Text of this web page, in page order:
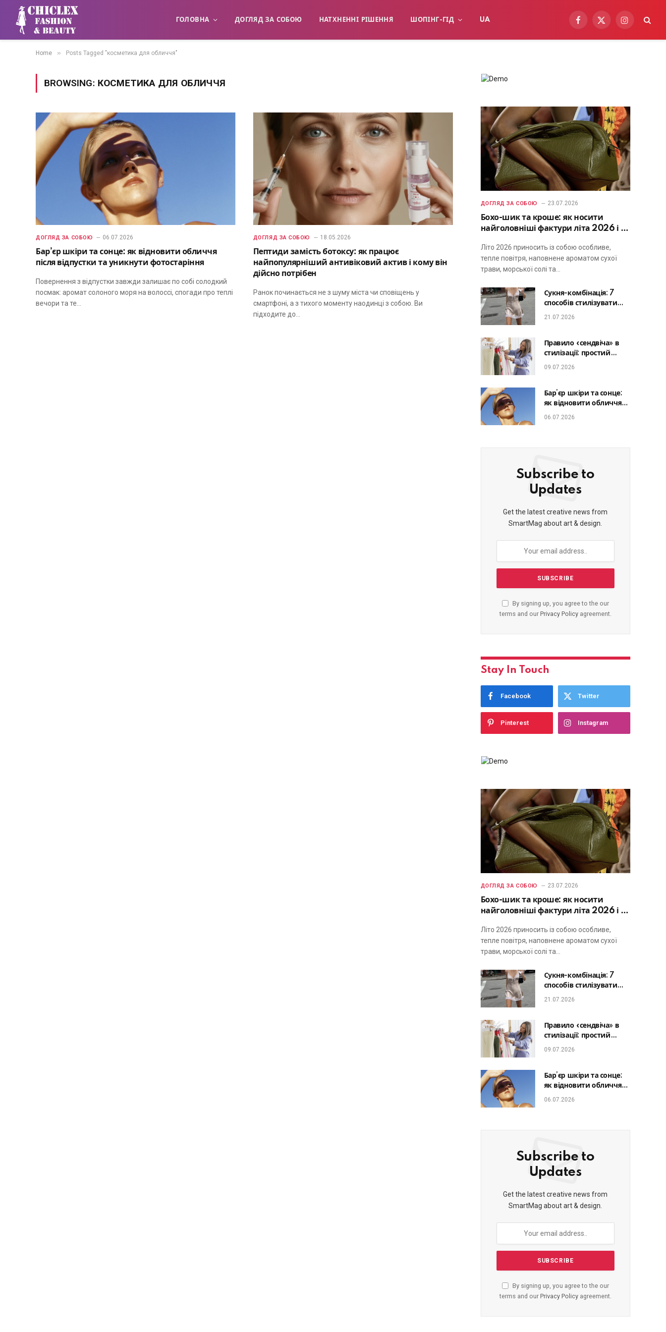
ГОЛОВНА ДОГЛЯД ЗА СОБОЮ НАТХНЕННІ РІШЕННЯ ШОПІНГ-ГІД UA
Facebook
X
Instagram
Home » Posts Tagged "косметика для обличчя"
BROWSING: КОСМЕТИКА ДЛЯ ОБЛИЧЧЯ
ДОГЛЯД ЗА СОБОЮ 06.07.2026
Бар’єр шкіри та сонце: як відновити обличчя
після відпустки та уникнути фотостаріння
Повернення з відпустки завжди залишає по собі солодкий
посмак: аромат солоного моря на волоссі, спогади про теплі
вечори та те…
ДОГЛЯД ЗА СОБОЮ 18.05.2026
Пептиди замість ботоксу: як працює
найпопулярніший антивіковий актив і кому він
дійсно потрібен
Ранок починається не з шуму міста чи сповіщень у
смартфоні, а з тихого моменту наодинці з собою. Ви
підходите до…
ДОГЛЯД ЗА СОБОЮ 23.07.2026
Бохо-шик та кроше: як носити
найголовніші фактури літа 2026 і не
Літо 2026 приносить із собою особливе,
тепле повітря, наповнене ароматом сухої
трави, морської солі та…
Сукня-комбінація: 7
способів стилізувати
головну базу літа від
21.07.2026
Правило «сендвіча» в
стилізації: простий
лайфхак, який зробить
09.07.2026
Бар’єр шкіри та сонце:
як відновити обличчя
після відпустки та
06.07.2026
Subscribe to
Updates
Get the latest creative news from
SmartMag about art & design.
By signing up, you agree to the our
terms and our Privacy Policyagreement.
Stay In Touch
Facebook Twitter
Pinterest Instagram
ДОГЛЯД ЗА СОБОЮ 23.07.2026
Бохо-шик та кроше: як носити
найголовніші фактури літа 2026 і не
Літо 2026 приносить із собою особливе,
тепле повітря, наповнене ароматом сухої
трави, морської солі та…
Сукня-комбінація: 7
способів стилізувати
головну базу літа від
21.07.2026
Правило «сендвіча» в
стилізації: простий
лайфхак, який зробить
09.07.2026
Бар’єр шкіри та сонце:
як відновити обличчя
після відпустки та
06.07.2026
Subscribe to
Updates
Get the latest creative news from
SmartMag about art & design.
By signing up, you agree to the our
terms and our Privacy Policyagreement.